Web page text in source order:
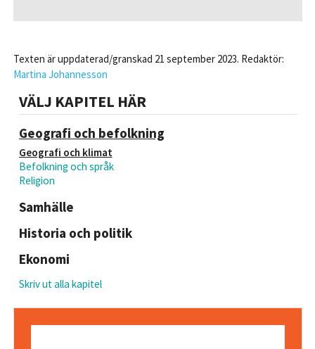
Texten är uppdaterad/granskad 21 september 2023. Redaktör:
Martina Johannesson
VÄLJ KAPITEL HÄR
Geografi och befolkning
Geografi och klimat
Befolkning och språk
Religion
Samhälle
Historia och politik
Ekonomi
Skriv ut alla kapitel